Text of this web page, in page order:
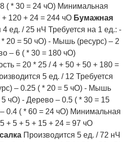
( * 30 = 24 чО) Минимальная
+ 120 + 24 = 244 чО Бумажная
4 ед. / 25 нЧ Требуется на 1 ед.: -
20 = 50 чО) - Мышь (ресурс) – 2
– 6 ( * 30 = 180 чО)
= 20 * 25 / 4 + 50 + 50 + 180 =
5 ед. / 12 Требуется
– 0.25 ( * 20 = 5 чО) - Мышь
5 чО) - Дерево – 0.5 ( * 30 = 15
0.4 ( * 60 = 24 чО) Минимальная
+ 5 + 5 + 15 + 24 = 97 чО
Производится 5 ед. / 72 нЧ